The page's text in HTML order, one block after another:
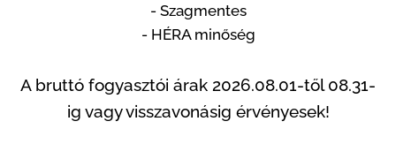
- Szagmentes
- HÉRA minőség
A bruttó fogyasztói árak 2026.08.01-től 08.31-
ig vagy visszavonásig érvényesek!